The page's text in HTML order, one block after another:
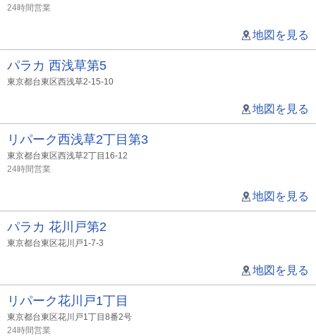
24時間営業
地図を見る
パラカ 西浅草第5
東京都台東区西浅草2-15-10
地図を見る
リパーク西浅草2丁目第3
東京都台東区西浅草2丁目16-12
24時間営業
地図を見る
パラカ 花川戸第2
東京都台東区花川戸1-7-3
地図を見る
リパーク花川戸1丁目
東京都台東区花川戸1丁目8番2号
24時間営業